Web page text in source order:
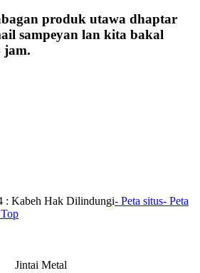
produk utawa dhaptar
sampeyan lan kita bakal
jam.
: Kabeh Hak Dilindungi- Peta situs- Peta
Jintai Metal